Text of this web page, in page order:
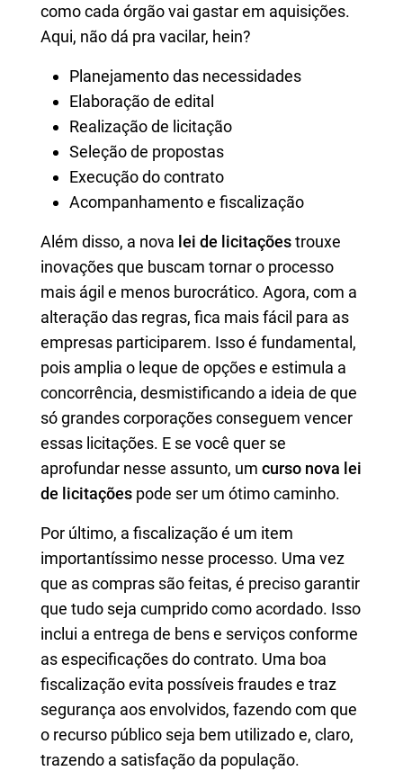
como cada órgão vai gastar em aquisições.
Aqui, não dá pra vacilar, hein?
Planejamento das necessidades
Elaboração de edital
Realização de licitação
Seleção de propostas
Execução do contrato
Acompanhamento e fiscalização
Além disso, a nova lei de licitaçõestrouxe
inovações que buscam tornar o processo
mais ágil e menos burocrático. Agora, com a
alteração das regras, fica mais fácil para as
empresas participarem. Isso é fundamental,
pois amplia o leque de opções e estimula a
concorrência, desmistificando a ideia de que
só grandes corporações conseguem vencer
essas licitações. E se você quer se
aprofundar nesse assunto, um curso nova lei
de licitações pode ser um ótimo caminho.
Por último, a fiscalização é um item
importantíssimo nesse processo. Uma vez
que as compras são feitas, é preciso garantir
que tudo seja cumprido como acordado. Isso
inclui a entrega de bens e serviços conforme
as especificações do contrato. Uma boa
fiscalização evita possíveis fraudes e traz
segurança aos envolvidos, fazendo com que
o recurso público seja bem utilizado e, claro,
trazendo a satisfação da população.